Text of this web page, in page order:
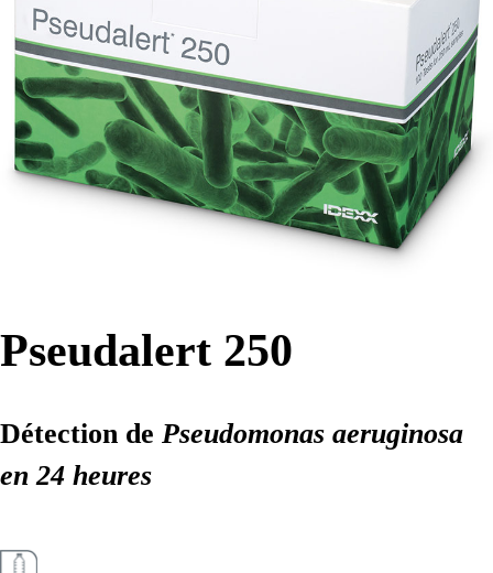
Pseudalert 250
Détection de Pseudomonas aeruginosa
en 24 heures